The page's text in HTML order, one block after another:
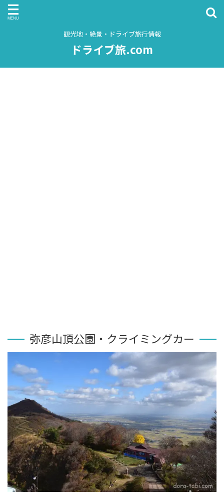
観光地・絶景・ドライブ旅行情報
ドライブ旅.com
弥彦山頂公園・クライミングカー